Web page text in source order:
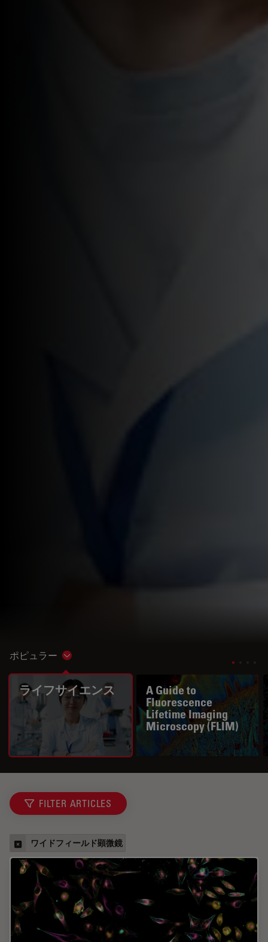
ポピュラー Show subnavigation
ライフサイエンス
A Guide to
Fluorescence
Lifetime Imaging
Microscopy (FLIM)
FILTER ARTICLES
ワイドフィールド顕微鏡